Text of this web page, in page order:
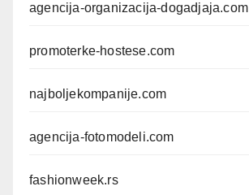
agencija-organizacija-dogadjaja.com
promoterke-hostese.com
najboljekompanije.com
agencija-fotomodeli.com
fashionweek.rs